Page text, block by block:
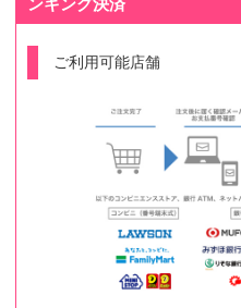
ンキング決済
ご利用可能店舗